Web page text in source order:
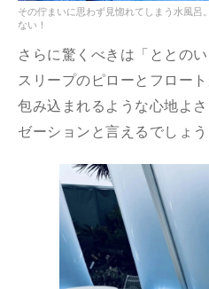
その佇まいに思わず見惚れてしまう水風呂
ない！
さらに驚くべきは「ととのい
スリープのピローとフロー
包み込まれるような心地よ
ゼーションと言えるでしょう